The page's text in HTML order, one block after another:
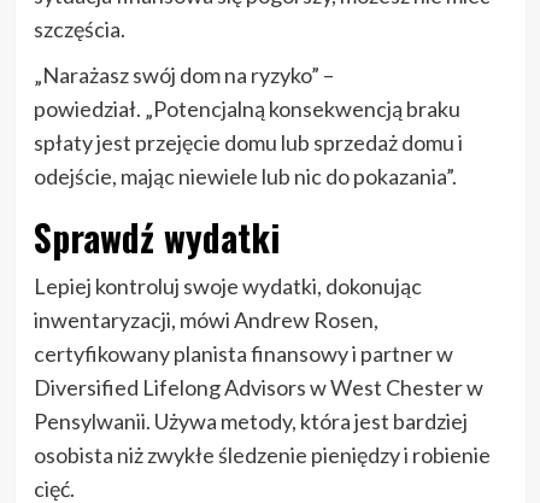
szczęścia.
„Narażasz swój dom na ryzyko” –
powiedział. „Potencjalną konsekwencją braku
spłaty jest przejęcie domu lub sprzedaż domu i
odejście, mając niewiele lub nic do pokazania”.
Sprawdź wydatki
Lepiej kontroluj swoje wydatki, dokonując
inwentaryzacji, mówi Andrew Rosen,
certyfikowany planista finansowy i partner w
Diversified Lifelong Advisors w West Chester w
Pensylwanii. Używa metody, która jest bardziej
osobista niż zwykłe śledzenie pieniędzy i robienie
cięć.